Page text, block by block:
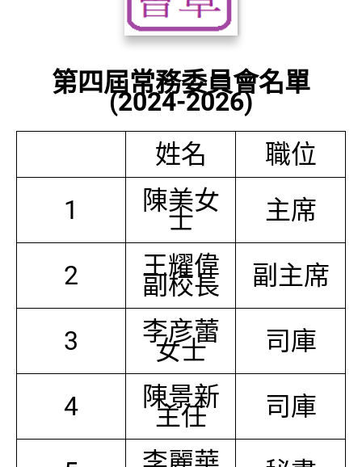
第四屆常務委員會名單
(2024-2026)
姓名
職位
1
陳美女
士 主席
2 王耀偉
副校長 副主席
3 李彦蕾
女士 司庫
4 陳景新
主任 司庫